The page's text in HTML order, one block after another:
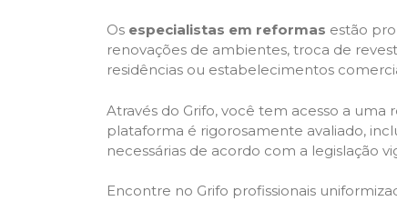
Os especialistas em reformas estão
renovações de ambientes, troca de
residências ou estabelecimentos
Através do Grifo, você tem acesso a uma
plataforma é rigorosamente avaliado,
necessárias de acordo com a legislação
Encontre no Grifo profissionais